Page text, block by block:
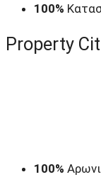
100%
Property
100%